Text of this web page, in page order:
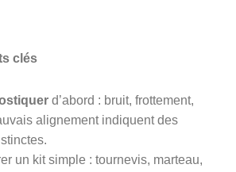
clés
d’abord : bruit, frottement,
alignement indiquent des
un kit simple : tournevis, marteau,